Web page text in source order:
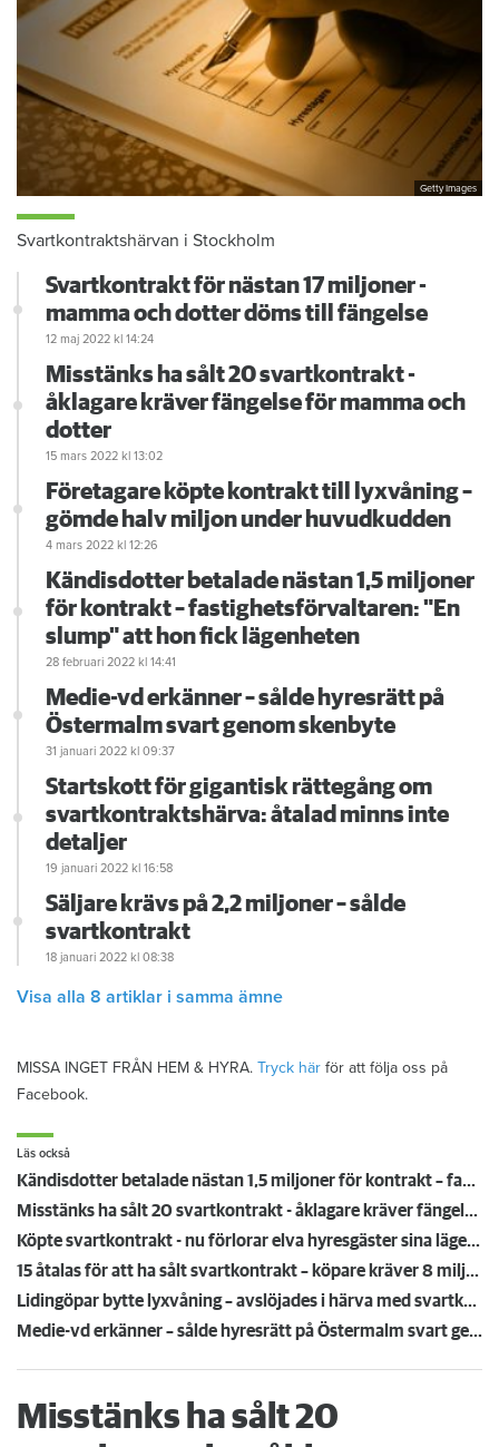
Getty Images
Svartkontraktshärvan i Stockholm
Svartkontrakt för nästan 17 miljoner -
mamma och dotter döms till fängelse
12 maj 2022 kl 14:24
Misstänks ha sålt 20 svartkontrakt -
åklagare kräver fängelse för mamma och
dotter
15 mars 2022 kl 13:02
Företagare köpte kontrakt till lyxvåning –
gömde halv miljon under huvudkudden
4 mars 2022 kl 12:26
Kändisdotter betalade nästan 1,5 miljoner
för kontrakt – fastighetsförvaltaren: "En
slump" att hon fick lägenheten
28 februari 2022 kl 14:41
Medie-vd erkänner – sålde hyresrätt på
Östermalm svart genom skenbyte
31 januari 2022 kl 09:37
Startskott för gigantisk rättegång om
svartkontraktshärva: åtalad minns inte
detaljer
19 januari 2022 kl 16:58
Säljare krävs på 2,2 miljoner – sålde
svartkontrakt
18 januari 2022 kl 08:38
Visa alla 8 artiklar i samma ämne
MISSA INGET FRÅN HEM & HYRA. Tryck här för att följa oss på
Facebook.
Läs också
Kändisdotter betalade nästan 1,5 miljoner för kontrakt – fastighetsförvaltaren: "En slump" att hon fick lägenheten
Misstänks ha sålt 20 svartkontrakt - åklagare kräver fängelse för mamma och dotter
Köpte svartkontrakt - nu förlorar elva hyresgäster sina lägenheter
15 åtalas för att ha sålt svartkontrakt – köpare kräver 8 miljoner: "Helt unikt avslöjande"
Lidingöpar bytte lyxvåning – avslöjades i härva med svartkontrakt
Medie-vd erkänner – sålde hyresrätt på Östermalm svart genom skenbyte
Misstänks ha sålt 20